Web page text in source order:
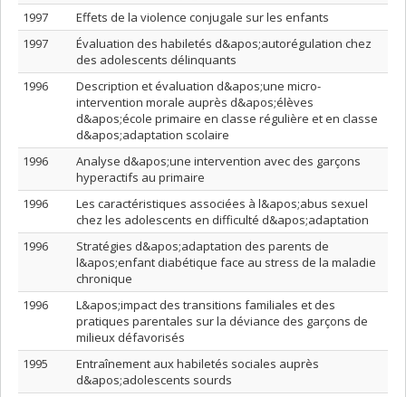
1997
Effets de la violence conjugale sur les enfants
1997
Évaluation des habiletés d&apos;autorégulation chez
des adolescents délinquants
1996
Description et évaluation d&apos;une micro-
intervention morale auprès d&apos;élèves
d&apos;école primaire en classe régulière et en classe
d&apos;adaptation scolaire
1996
Analyse d&apos;une intervention avec des garçons
hyperactifs au primaire
1996
Les caractéristiques associées à l&apos;abus sexuel
chez les adolescents en difficulté d&apos;adaptation
1996
Stratégies d&apos;adaptation des parents de
l&apos;enfant diabétique face au stress de la maladie
chronique
1996
L&apos;impact des transitions familiales et des
pratiques parentales sur la déviance des garçons de
milieux défavorisés
1995
Entraînement aux habiletés sociales auprès
d&apos;adolescents sourds